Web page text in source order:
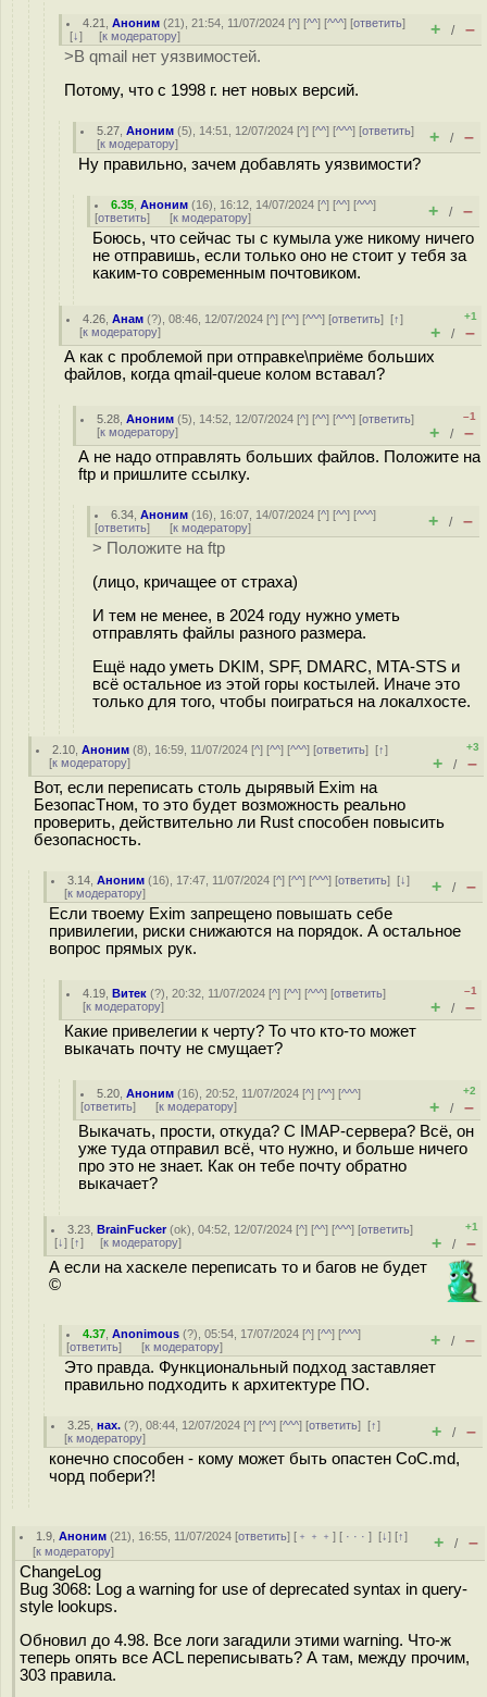
4.21 ,Аноним (21), 21:54, 11/07/2024 [^] [^^] [^^^] [ответить]
[↓] [к модератору] + / –
>В qmail нет уязвимостей.
Потому, что с 1998 г. нет новых версий.
5.27 ,Аноним (5), 14:51, 12/07/2024 [^] [^^] [^^^] [ответить]
[к модератору] + / –
Ну правильно, зачем добавлять уязвимости?
6.35 ,Аноним (16), 16:12, 14/07/2024 [^] [^^] [^^^]
[ответить] [к модератору] + / –
Боюсь, что сейчас ты с кумыла уже никому ничего
не отправишь, если только оно не стоит у тебя за
каким-то современным почтовиком.
4.26 ,Анам (?), 08:46, 12/07/2024 [^] [^^] [^^^] [ответить][↑]
[к модератору]
+1
+ / –
А как с проблемой при отправке\приёме больших
файлов, когда qmail-queue колом вставал?
5.28 ,Аноним (5), 14:52, 12/07/2024 [^] [^^] [^^^] [ответить]
[к модератору]
–1
+ / –
А не надо отправлять больших файлов. Положите на
ftp и пришлите ссылку.
6.34 ,Аноним (16), 16:07, 14/07/2024 [^] [^^] [^^^]
[ответить] [к модератору] + / –
> Положите на ftp
(лицо, кричащее от страха)
И тем не менее, в 2024 году нужно уметь
отправлять файлы разного размера.
Ещё надо уметь DKIM, SPF, DMARC, MTA-STS и
всё остальное из этой горы костылей. Иначе это
только для того, чтобы поиграться на локалхосте.
2.10 ,Аноним (8), 16:59, 11/07/2024 [^] [^^] [^^^] [ответить][↑]
[к модератору]
+3
+ / –
Вот, если переписать столь дырявый Exim на
БезопасТном, то это будет возможность реально
проверить, действительно ли Rust способен повысить
безопасность.
3.14 ,Аноним (16), 17:47, 11/07/2024 [^] [^^] [^^^] [ответить][↓]
[к модератору] + / –
Если твоему Exim запрещено повышать себе
привилегии, риски снижаются на порядок. А остальное
вопрос прямых рук.
4.19 ,Витек (?), 20:32, 11/07/2024 [^] [^^] [^^^] [ответить]
[к модератору]
–1
+ / –
Какие привелегии к черту? То что кто-то может
выкачать почту не смущает?
5.20 ,Аноним (16), 20:52, 11/07/2024 [^] [^^] [^^^]
[ответить] [к модератору]
+2
+ / –
Выкачать, прости, откуда? С IMAP-сервера? Всё, он
уже туда отправил всё, что нужно, и больше ничего
про это не знает. Как он тебе почту обратно
выкачает?
3.23 ,BrainFucker(ok), 04:52, 12/07/2024 [^] [^^] [^^^] [ответить]
[↓] [↑] [к модератору]
+1
+ / –
А если на хаскеле переписать то и багов не будет
©
4.37 ,Anonimous (?), 05:54, 17/07/2024 [^] [^^] [^^^]
[ответить] [к модератору] + / –
Это правда. Функциональный подход заставляет
правильно подходить к архитектуре ПО.
3.25 ,нах. (?), 08:44, 12/07/2024 [^] [^^] [^^^] [ответить][↑]
[к модератору] + / –
конечно способен - кому может быть опастен CoC.md,
чорд побери?!
1.9 ,Аноним (21), 16:55, 11/07/2024 [ответить] [ ﹢﹢﹢] [ · · ·][↓] [↑]
[к модератору] + / –
ChangeLog
Bug 3068: Log a warning for use of deprecated syntax in query-
style lookups.
Обновил до 4.98. Все логи загадили этими warning. Что-ж
теперь опять все ACL переписывать? А там, между прочим,
303 правила.